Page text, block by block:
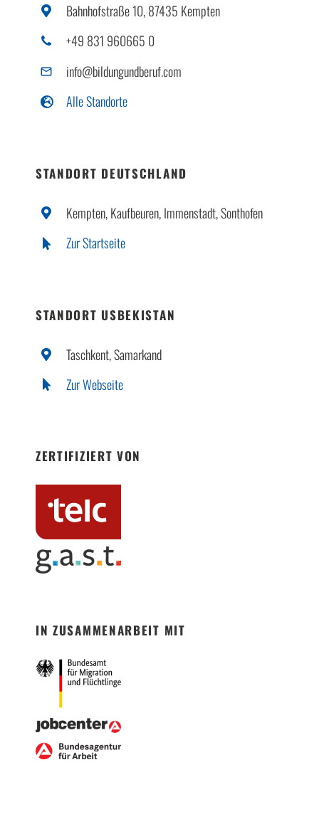
Bahnhofstraße 10, 87435 Kempten
+49 831 960665 0
info@bildungundberuf.com
Alle Standorte
STANDORT DEUTSCHLAND
Kempten, Kaufbeuren, Immenstadt, Sonthofen
Zur Startseite
STANDORT USBEKISTAN
Taschkent, Samarkand
Zur Webseite
ZERTIFIZIERT VON
IN ZUSAMMENARBEIT MIT